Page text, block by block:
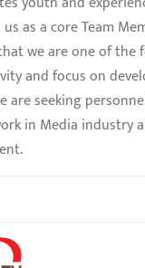
as a core Team
we are one of the
and focus on
are seeking
in Media industry